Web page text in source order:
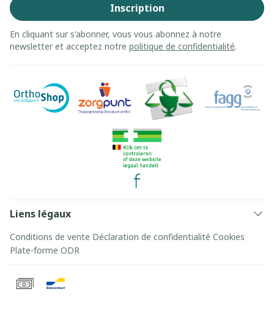
Inscription
En cliquant sur s'abonner, vous vous abonnez à notre
newsletter et acceptez notre politique de confidentialité.
Liens légaux
Conditions de vente Déclaration de confidentialité Cookies
Plate-forme ODR